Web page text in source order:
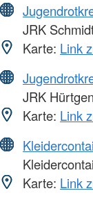
JRK
Karte: Link
JRK Hürtgen
Karte: Link
Karte: Link